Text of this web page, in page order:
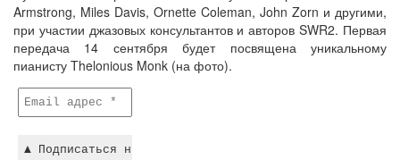
Armstrong, Miles Davis, Ornette Coleman, John Zorn и другими,
при участии джазовых консультантов и авторов SWR2. Первая
передача 14 сентября будет посвящена уникальному
пианисту Thelonious Monk (на фото).